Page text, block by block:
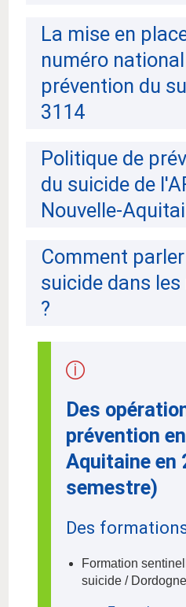
La mise en
numéro national
prévention du
3114
Politique de
du suicide de
Nouvelle-
Comment
suicide dans
?
Des
prévention
Aquitaine en
semestre)
Des
Formation
suicide /